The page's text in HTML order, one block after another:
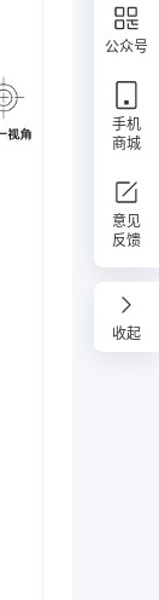
公众号
手机
商城
意见
反馈
收起